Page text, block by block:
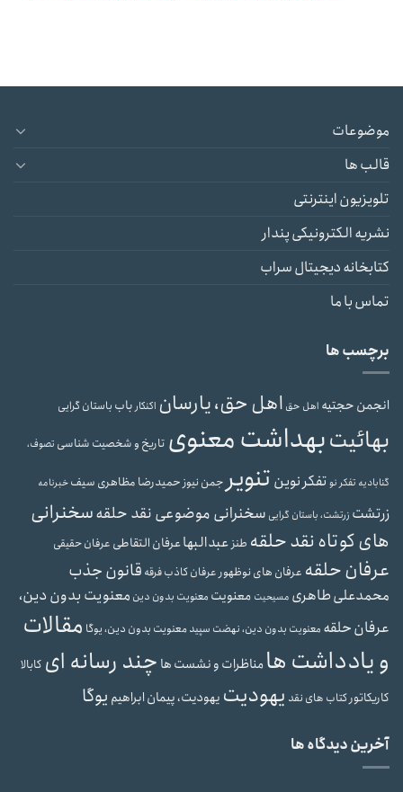
موضوعات
قالب ها
تلویزیون اینترنتی
نشریه الکترونیکی پندار
کتابخانه دیجیتال سراب
تماس با ما
برچسب ها
انجمن حجتیه اهل حق اهل حق، یارسان اکنکارباب باستان گرایی
بهائیتبهداشت معنوی تاریخ و شخصیت شناسی تصوف،
گنابادیه تفکر نوتفکر نوین تنویر جمن نیوزحمیدرضا مظاهری سیفخبرنامه
زرتشت زرتشت، باستان گرایی سخنرانی موضوعی نقد حلقهسخنرانی
های کوتاه نقد حلقه طنزعبدالبهاعرفان التقاطی عرفان حقیقی
عرفان حلقه عرفان های نوظهورعرفان کاذبفرقه قانون جذب
محمدعلی طاهری مسیحیت معنویت معنویت بدون دین معنویت بدون دین،
عرفان حلقه معنویت بدون دین، نهضت سپیدمعنویت بدون دین، یوگا مقالات
و یادداشت هامناظرات و نشست ها چند رسانه ای کابالا
کاریکاتورکتاب های نقد یهودیت یهودیت، پیمان ابراهیم یوگا
آخرین دیدگاه ها